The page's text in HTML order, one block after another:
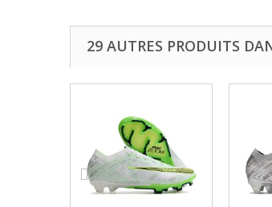
29 AUTRES PRODUITS